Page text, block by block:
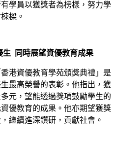
學員以獲獎者為榜樣，努力學
樑。
生 同時展望資優教育成果
港資優教育學苑頒獎典禮」是
最高榮譽的表彰。他指出，獲
元，望能透過獎項鼓勵學生的
優教育的成果。他亦期望獲獎
繼續進深鑽研，貢獻社會。